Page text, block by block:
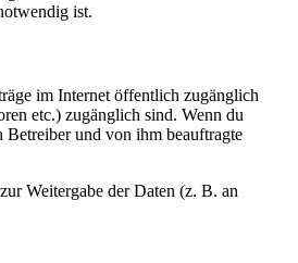
ist.
im Internet öffentlich zugänglich
etc.) zugänglich sind. Wenn du
Betreiber und von ihm beauftragte
Weitergabe der Daten (z. B. an